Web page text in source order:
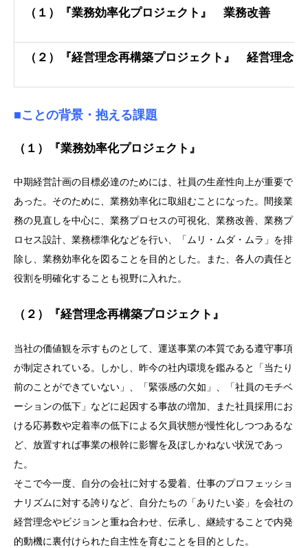
（１）『業務効率化プロジェクト』 業務改善
（２）『経営理念再構築プロジェクト』 経営理念
■ことの背景・抱える課題
（１）『業務効率化プロジェクト』
中期経営計画の目標必達のためには、社員の生産性向上が重要で
あった。そのために、業務効率化に取組むことになった。間接業
務の見直しを中心に、業務プロセスの可視化、業務改善、業務プ
ロセス設計、業務標準化などを行い、「ムリ・ムダ・ムラ」を排
除し、業務効率化を図ることを目的とした。また、各人の責任と
役割を明確化することも視野に入れた。
（２）『経営理念再構築プロジェクト』
当社の価値観を示すものとして、運送事業の本質である遵守事項
が制定されている。しかし、昨今の社内環境を鑑みると「当たり
前のことができていない」、「緊張感の欠如」、「社員のモチベ
ーションの低下」などに起因する事故の増加、また社員採用にお
ける応募数や定着率の低下による欠員状態が慢性化しつつあるな
ど、放置すれば事業の根幹に影響を及ぼしかねない状況であっ
た。
そこで今一度、自分の会社に対する愛着、仕事のプロフェッショ
ナリズムに対する誇りなど、自分たちの「ありたい姿」を会社の
経営理念やビジョンと重ね合わせ、伝承し、継続することで内発
的動機に裏付けられた自主性を育むことを目的とした。